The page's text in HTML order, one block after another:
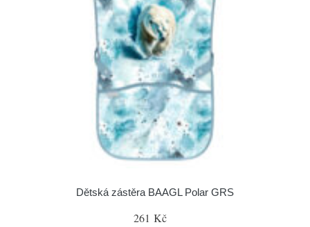
Dětská zástěra BAAGL Polar GRS
261 Kč